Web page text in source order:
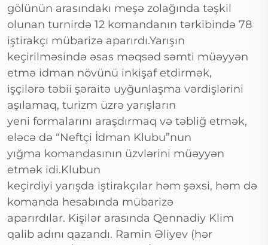
gölünün arasındakı meşə zolağında təşkil
olunan turnirdə 12 komandanın tərkibində 78
iştirakçı mübarizə aparırdı.Yarışın
keçirilməsində əsas məqsəd səmti müəyyən
etmə idman növünü inkişaf etdirmək,
işçilərə təbii şəraitə uyğunlaşma vərdişlərini
aşılamaq, turizm üzrə yarışların
yeni formalarını araşdırmaq və təbliğ etmək,
eləcə də “Neftçi İdman Klubu”nun
yığma komandasının üzvlərini müəyyən
etmək idi.Klubun
keçirdiyi yarışda iştirakçılar həm şəxsi, həm də
komanda hesabında mübarizə
aparırdılar. Kişilər arasında Qennadiy Klim
qalib adını qazandı. Ramin Əliyev (hər